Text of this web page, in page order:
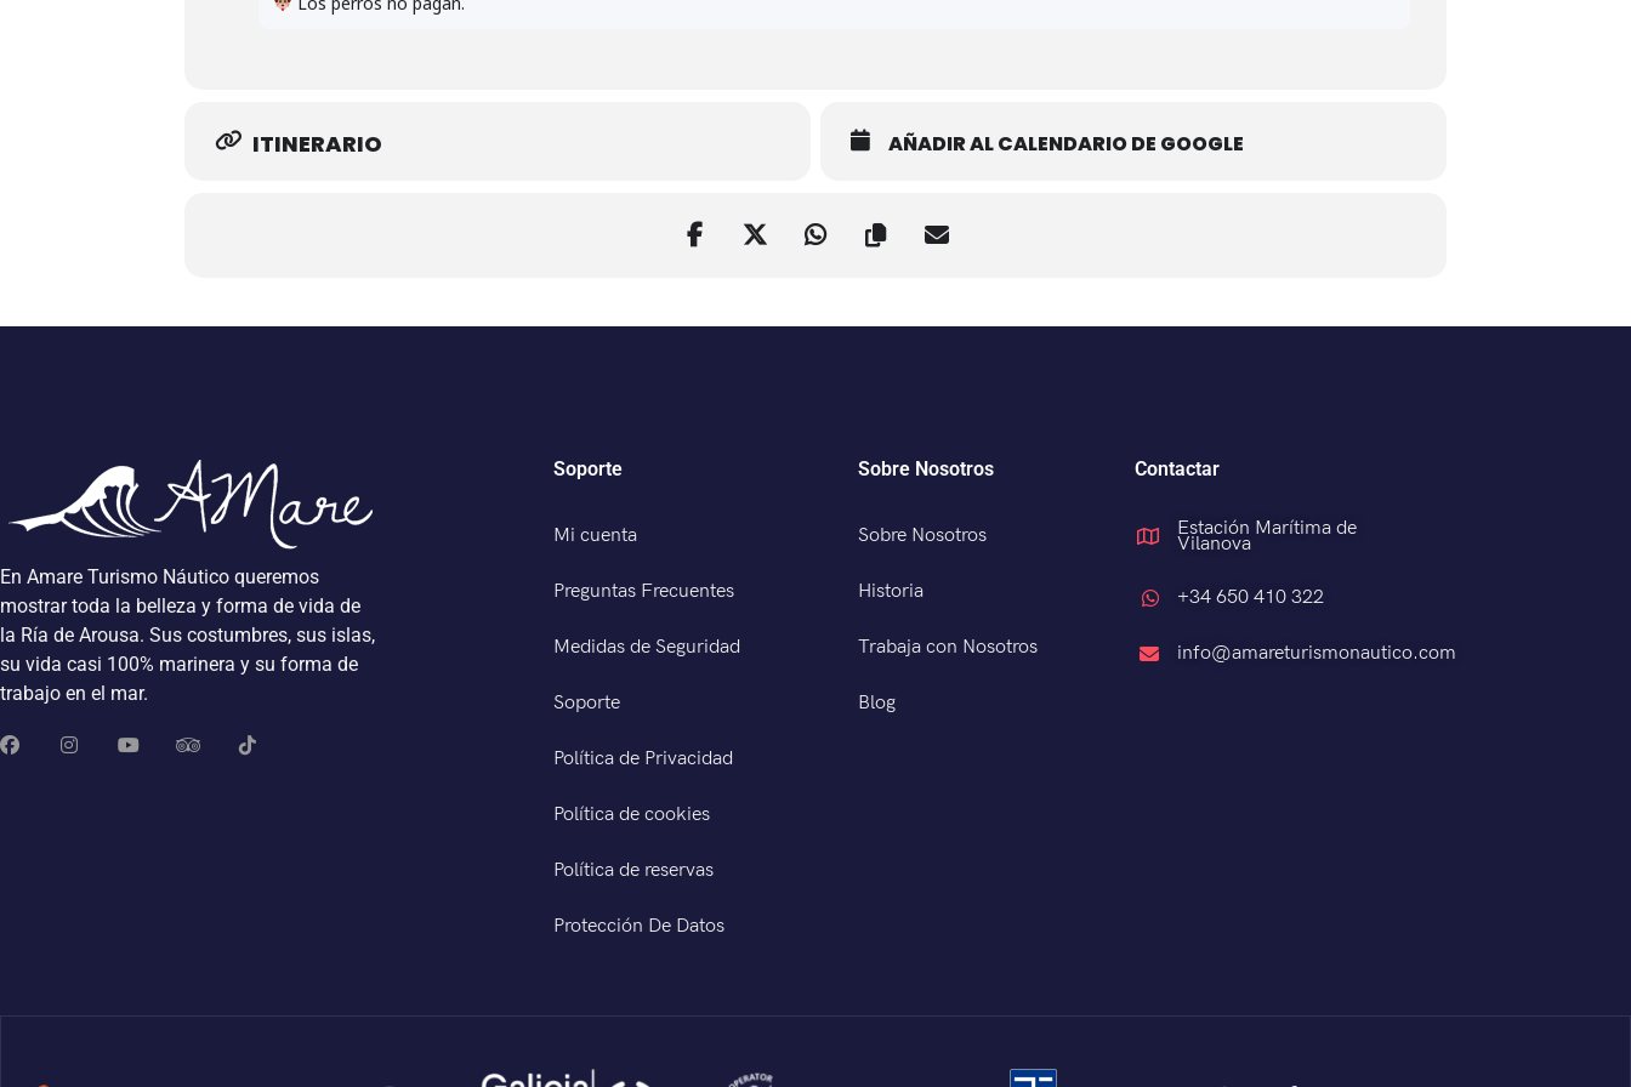
ITINERARIO AÑADIR AL CALENDARIO DE GOOGLE
En Amare Turismo Náutico queremos
mostrar toda la belleza y forma de vida de
la Ría de Arousa. Sus costumbres, sus islas,
su vida casi 100% marinera y su forma de
trabajo en el mar.
Soporte
Mi cuenta
Preguntas Frecuentes
Medidas de Seguridad
Soporte
Política de Privacidad
Política de cookies
Política de reservas
Protección De Datos
Sobre Nosotros
Sobre Nosotros
Historia
Trabaja con Nosotros
Blog
Contactar
Estación Marítima de
Vilanova
+34 650 410 322
info@amareturismonautico.com